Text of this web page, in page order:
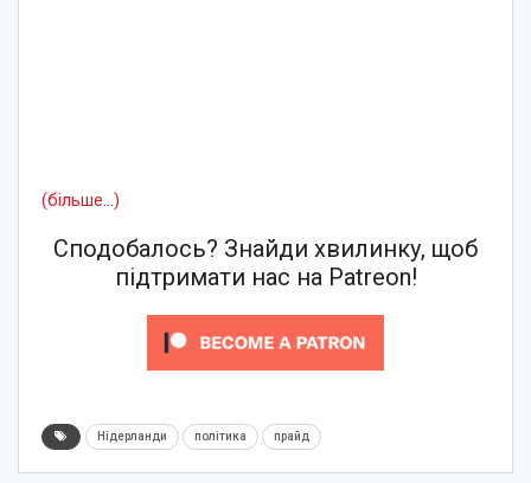
(більше…)
Сподобалось? Знайди хвилинку, щоб
підтримати нас на Patreon!
Нідерланди політика прайд